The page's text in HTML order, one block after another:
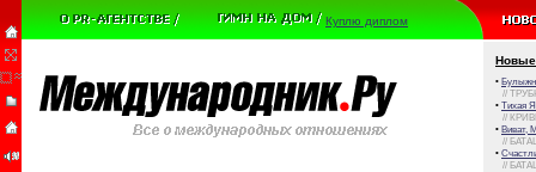
Куплю диплом
Новые
•
//
• Тихая
//
• Виват,
//
•
//